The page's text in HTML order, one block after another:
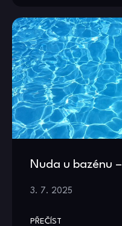
Nuda u bazénu
3. 7. 2025
PŘEČÍST